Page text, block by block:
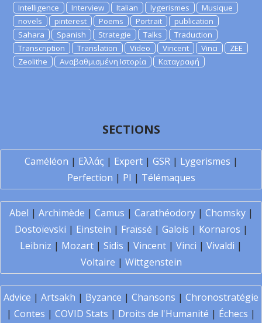
Intelligence
Interview Italian lygerismes
Musique
novels
pinterest Poems Portrait
publication
Sahara
Spanish Strategie Talks
Traduction
Transcription
Translation Video Vincent Vinci
ZEE
Zeolithe
Αναβαθμισμένη Ιστορία Καταγραφή
SECTIONS
Caméléon | Ελλάς | Expert| GSR| Lygerismes |
Perfection | PI | Télémaques
Abel | Archimède | Camus | Carathéodory| Chomsky|
Dostoïevski | Einstein | Fraïssé | Galois | Kornaros |
Leibniz | Mozart | Sidis | Vincent | Vinci | Vivaldi |
Voltaire | Wittgenstein
Advice | Artsakh | Byzance | Chansons | Chronostratégie
| Contes | COVID Stats | Droits de l'Humanité | Échecs |